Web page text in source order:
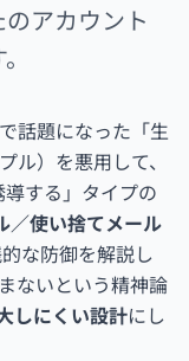
アカウント
話題になった「生
ル）を悪用して、
する」タイプの
／使い捨てメール
な防御を解説し
ないという精神論
しにくい設計にし